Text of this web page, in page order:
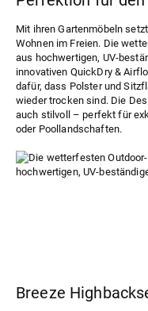
Mit ihren Gartenmöbeln
Wohnen im Freien. Die
aus hochwertigen, UV-
innovativen QuickDry &
dafür, dass Polster und
wieder trocken sind. Die
auch stilvoll – perfekt für
oder Poollandschaften.
Breeze